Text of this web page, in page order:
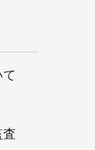
査